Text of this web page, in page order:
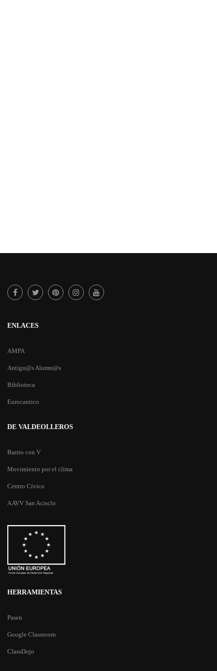
ENLACES
AMPA
Antigu@s Alumn@s
Biblioteca
Eurocantico
DE VALDEOLLEROS
Barrio con V
Movimiento por el clima
Centro Cívico
AAVV San Acisclo
HERRAMIENTAS
Pasen
Google Classroom
ClassDojo